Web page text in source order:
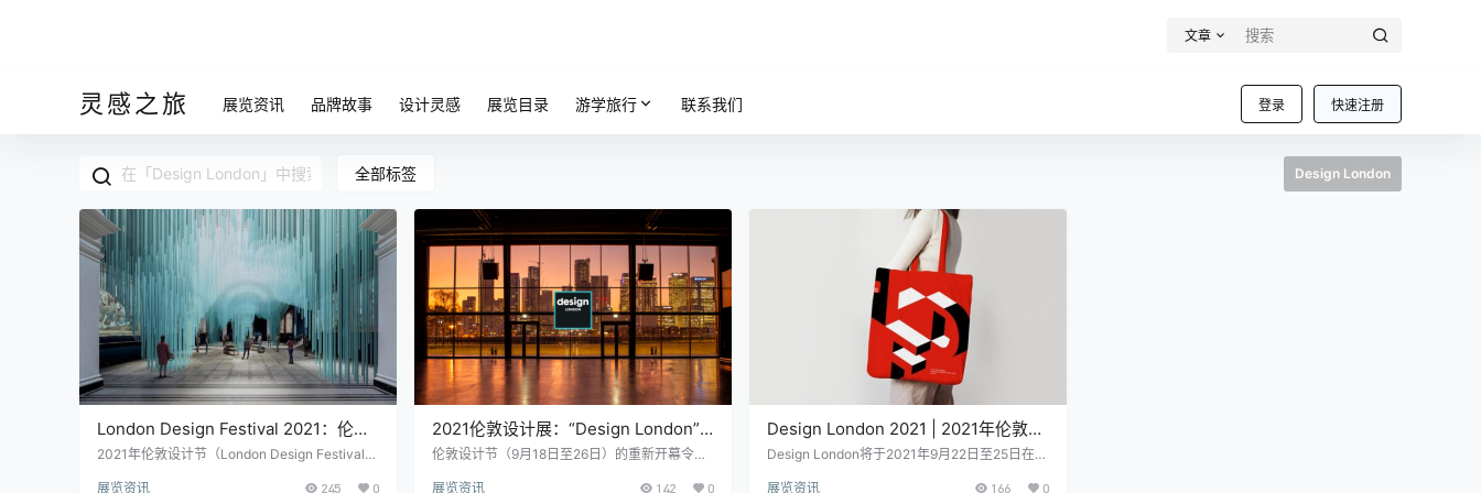
文章
灵感之旅 登录 快速注册
展览资讯 品牌故事 设计灵感 展览目录 游学旅行 联系我们
全部标签 Design London
London Design Festival 2021：伦敦
设计节开幕
2021年伦敦设计节（London Design Festival）
设计界最期待的活动。为期9天、超过200场活
展览资讯 245 0
2021伦敦设计展：“Design London”
亮相伦敦设计节
伦敦设计节（9月18日至26日）的重新开幕令人
n”将在伦敦设计节（London Design Festival）
展览资讯 142 0
Design London 2021 | 2021年伦敦设
计节
Design London将于2021年9月22日至25日在2
尖端家具、照明和合同室内设计品牌，以及与知
展览资讯 166 0